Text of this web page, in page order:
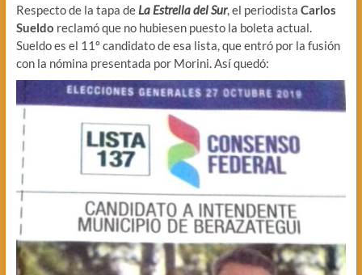
Respecto de la tapa de La Estrella del Sur, el periodista Carlos
Sueldo reclamó que no hubiesen puesto la boleta actual.
Sueldo es el 11º candidato de esa lista, que entró por la fusión
con la nómina presentada por Morini. Así quedó: